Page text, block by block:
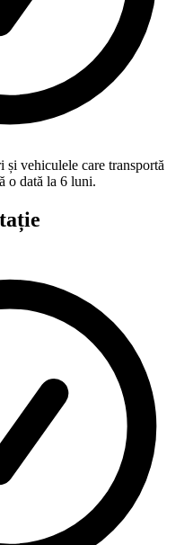
și vehiculele care transportă
o dată la 6 luni.